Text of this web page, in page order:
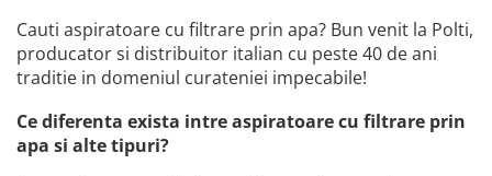
Curatator aburi
Solutii pentru plosnite
Accesorii & Consumabile
Accesorii statii de calcat
Cauti aspiratoare cu filtrare prin apa? Bun venit la Polti,
producator si distribuitor italian cu peste 40 de ani
traditie in domeniul curateniei impecabile!
Ce diferenta exista intre aspiratoare cu filtrare prin
apa si alte tipuri?